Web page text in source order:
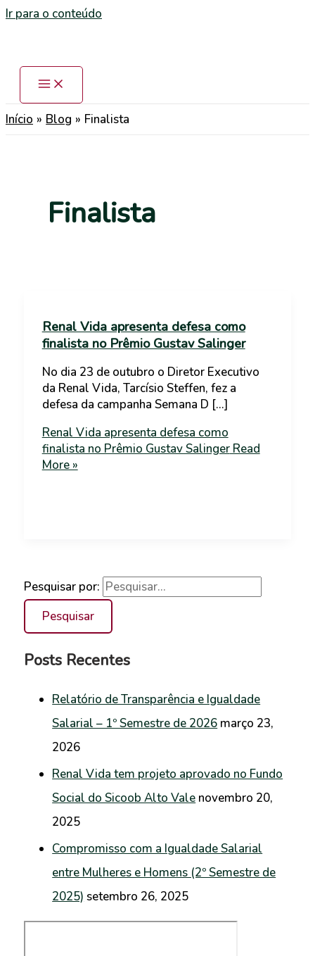
Ir para o conteúdo
Início Blog Finalista
Finalista
Renal Vida apresenta defesa como
finalista no Prêmio Gustav Salinger
No dia 23 de outubro o Diretor Executivo
da Renal Vida, Tarcísio Steffen, fez a
defesa da campanha Semana D […]
Renal Vida apresenta defesa como
finalista no Prêmio Gustav SalingerRead
More »
Pesquisar por:
Posts Recentes
Relatório de Transparência e Igualdade
Salarial – 1º Semestre de 2026 março 23,
2026
Renal Vida tem projeto aprovado no Fundo
Social do Sicoob Alto Vale novembro 20,
2025
Compromisso com a Igualdade Salarial
entre Mulheres e Homens (2º Semestre de
2025) setembro 26, 2025